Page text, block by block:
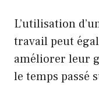
L’utilisation
travail peut
améliorer leur
le temps passé